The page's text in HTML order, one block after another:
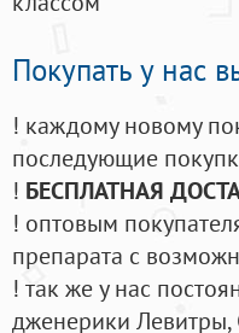
Покупать у нас
! каждому новому
последующие
! БЕСПЛАТНАЯ
! оптовым
препарата с
! так же у нас
дженерики